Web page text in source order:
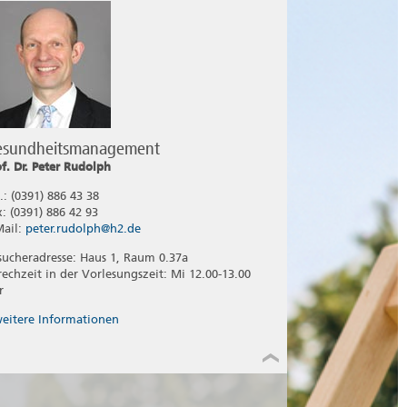
Dr. Peter Rudolph
(0391) 886 43 38
(0391) 886 42 93
peter.rudolph@h2.de
Haus 1, Raum 0.37a
in der Vorlesungszeit: Mi 12.00-13.00
Informationen